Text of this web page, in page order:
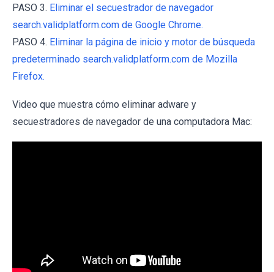
PASO 3. Eliminar el secuestrador de navegador
search.validplatform.com de Google Chrome.
PASO 4. Eliminar la página de inicio y motor de búsqueda
predeterminado search.validplatform.com de Mozilla
Firefox.
Video que muestra cómo eliminar adware y
secuestradores de navegador de una computadora Mac: